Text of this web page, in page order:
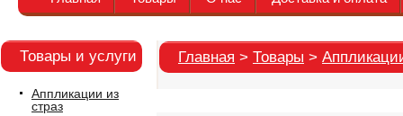
Товары и услуги
Аппликации из
страз
Главная > Товары >